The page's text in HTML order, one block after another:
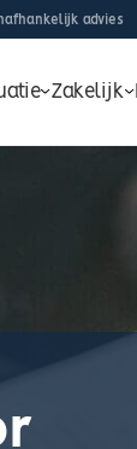
advies
Zakelijk